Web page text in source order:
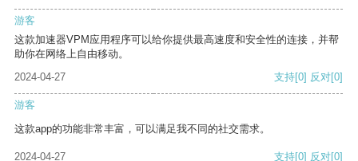
游客
这款加速器VPM应用程序可以给你提供最高速度和安全性的连接，并帮
助你在网络上自由移动。
2024-04-27
支持[0] 反对[0]
游客
这款app的功能非常丰富，可以满足我不同的社交需求。
2024-04-27 支持[0] 反对[0]